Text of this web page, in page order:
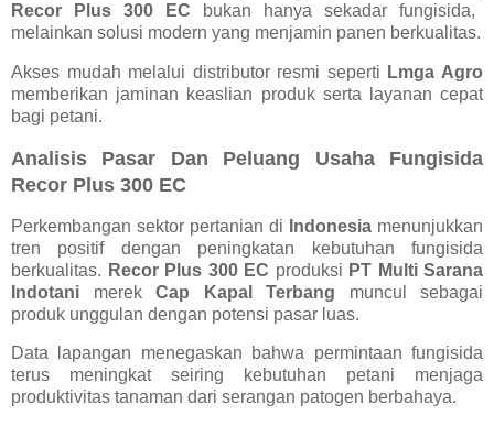
Recor Plus 300 EC bukan hanya sekadar fungisida,
melainkan solusi modern yang menjamin panen berkualitas.
Akses mudah melalui distributor resmi seperti Lmga Agro
memberikan jaminan keaslian produk serta layanan cepat
bagi petani.
Analisis Pasar Dan Peluang Usaha Fungisida
Recor Plus 300 EC
Perkembangan sektor pertanian di Indonesia menunjukkan
tren positif dengan peningkatan kebutuhan fungisida
berkualitas. Recor Plus 300 EC produksi PT Multi Sarana
Indotani merek Cap Kapal Terbang muncul sebagai
produk unggulan dengan potensi pasar luas.
Data lapangan menegaskan bahwa permintaan fungisida
terus meningkat seiring kebutuhan petani menjaga
produktivitas tanaman dari serangan patogen berbahaya.